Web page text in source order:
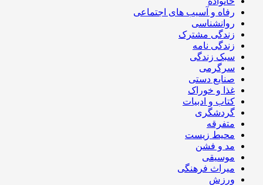
رفاه و آسیب های اجتماعی
روانشناسی
زندگی مشترک
زندگی نامه
سبک زندگی
سرگرمی
صنایع دستی
غذا و خوراک
کتاب و ادبیات
گردشگری
متفرقه
محیط زیست
مد و فشن
موسیقی
میراث فرهنگی
ورزش